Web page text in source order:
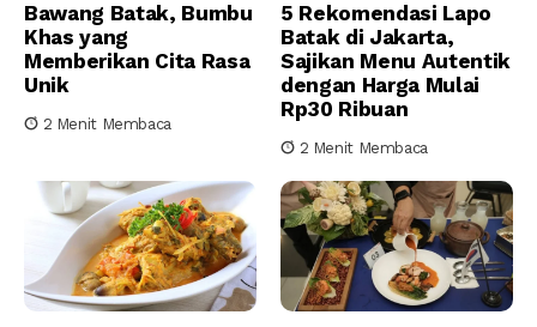
Bawang Batak, Bumbu
Khas yang
Memberikan Cita Rasa
Unik
2 Menit Membaca
5 Rekomendasi Lapo
Batak di Jakarta,
Sajikan Menu Autentik
dengan Harga Mulai
Rp30 Ribuan
2 Menit Membaca